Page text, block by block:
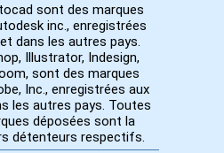
sont des marques
inc., enregistrées
dans les autres pays.
Illustrator, Indesign,
sont des marques
Inc., enregistrées aux
les autres pays. Toutes
déposées sont la
détenteurs respectifs.